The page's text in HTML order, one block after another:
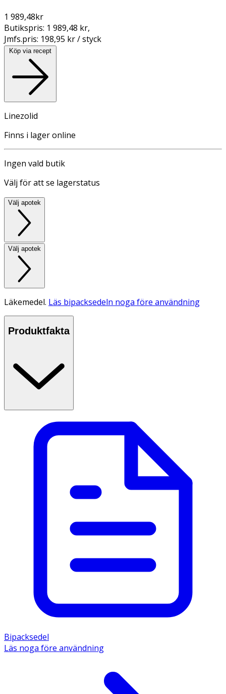
1 989,48kr
Butikspris: 1 989,48 kr,
Jmfs.pris: 198,95 kr / styck
Köp via recept
Linezolid
Finns i lager online
Ingen vald butik
Välj för att se lagerstatus
Välj apotek
Välj apotek
Läkemedel. Läs bipacksedeln noga före användning
Produktfakta
Bipacksedel
Läs noga före användning